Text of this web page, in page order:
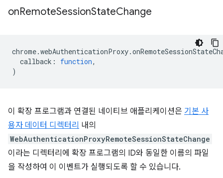
onRemoteSessionStateChange
chrome.webAuthenticationProxy.
callback : function,
)
이 확장 프로그램과 연결된 네이티브 애플리케이션은 기본 사
용자 데이터 디렉터리 내의
WebAuthenticationProxyRemoteSessionStateChange
이라는 디렉터리에 확장 프로그램의 ID와 동일한 이름의 파일
을 작성하여 이 이벤트가 실행되도록 할 수 있습니다.